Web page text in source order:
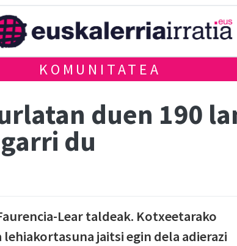
KOMUNITATEA
duen 190
du
Lear taldeak. Kotxeetarako
jaitsi egin dela adierazi